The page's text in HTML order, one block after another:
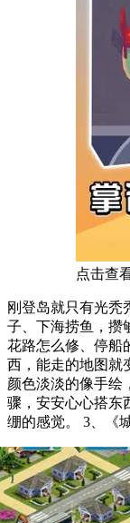
点击查
刚登岛就只有光秃
子、下海捞鱼，攒
花路怎么修、停船
西，能走的地图就
颜色淡淡的像手绘
骤，安安心心搭东
绷的感觉